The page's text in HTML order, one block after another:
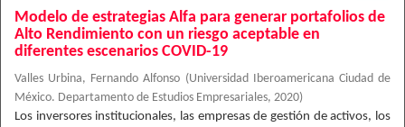
Modelo de estrategias Alfa para generar portafolios de
Alto Rendimiento con un riesgo aceptable en
diferentes escenarios COVID-19
Valles Urbina, Fernando Alfonso (Universidad Iberoamericana Ciudad de
México. Departamento de Estudios Empresariales, 2020)
Los inversores institucionales, las empresas de gestión de activos, los